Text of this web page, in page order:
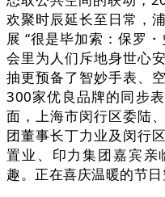
欢聚时辰延长至日常，
展 “很是毕加索：保罗
会里为人们斥地身世心
抽更预备了智妙手表、
300家优良品牌的同步
面，上海市闵行区委陆
团董事长丁力业及闵行
置业、印力集团嘉宾亲
趣。正在喜庆温暖的节